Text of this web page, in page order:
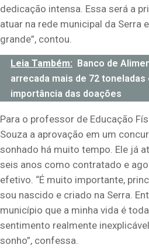
dedicação intensa. Essa será a
atuar na rede municipal da Serra
grande”, contou.
Leia Também:
Banco de
arrecada mais de 72 toneladas
importância das doações
Para o professor de Educação
Souza a aprovação em um
sonhado há muito tempo. Ele já
seis anos como contratado e
efetivo. “É muito importante,
sou nascido e criado na Serra.
município que a minha vida é
sentimento realmente
sonho”, confessa.